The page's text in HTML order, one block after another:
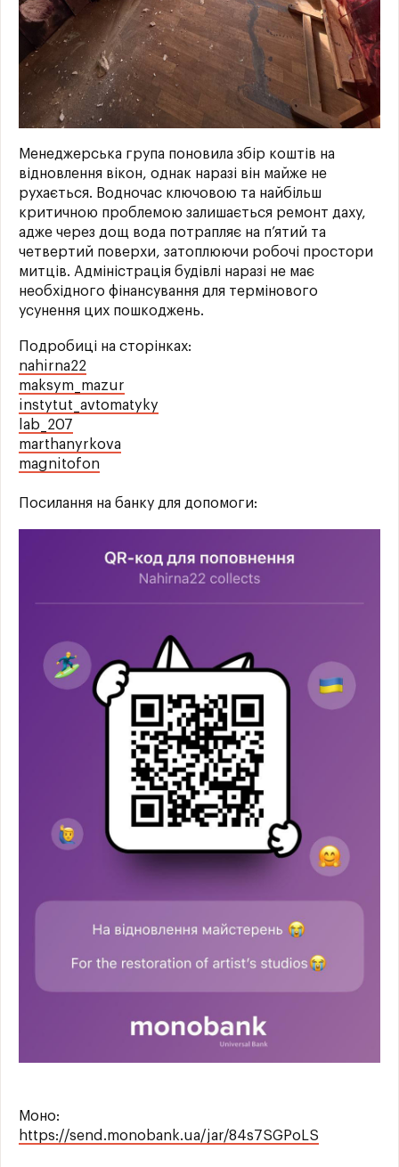
Менеджерська група поновила збір коштів на
відновлення вікон, однак наразі він майже не
рухається. Водночас ключовою та найбільш
критичною проблемою залишається ремонт даху,
адже через дощ вода потрапляє на п’ятий та
четвертий поверхи, затоплюючи робочі простори
митців. Адміністрація будівлі наразі не має
необхідного фінансування для термінового
усунення цих пошкоджень.
Подробиці на сторінках:
nahirna22
maksym_mazur
instytut_avtomatyky
lab_207
marthanyrkova
magnitofon
Посилання на банку для допомоги:
Моно:
https://send.monobank.ua/jar/84s7SGPoLS